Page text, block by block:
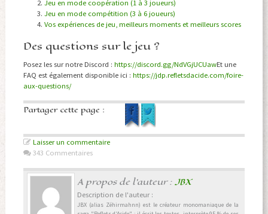
Jeu en mode coopération (1 à 3 joueurs)
Jeu en mode compétition (3 à 6 joueurs)
Vos expériences de jeu, meilleurs moments et meilleurs scores
Des questions sur le jeu ?
Posez les sur notre Discord : https://discord.gg/NdVGjUCUawEt une
FAQ est également disponible ici : https://jdp.refletsdacide.com/foire-
aux-questions/
Partager cette page :
Laisser un commentaire
343 Commentaires
A propos de l'auteur :JBX
Description de l'auteur :
JBX (alias Zéhirmahnn) est le créateur monomaniaque de la